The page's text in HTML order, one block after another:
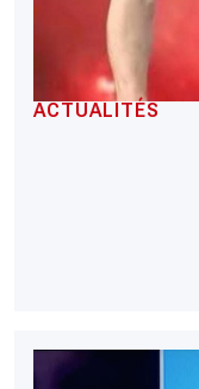
ACTUALITÉS